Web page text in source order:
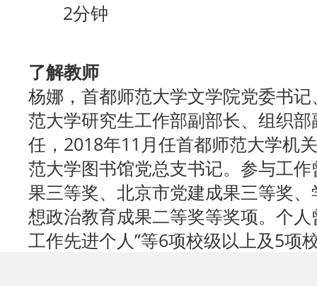
2分钟
了解教师
杨娜，首都师范大学文学院党委书
范大学研究生工作部副部长、组织
任，2018年11月任首都师范大学机
范大学图书馆党总支书记。参与工
果三等奖、北京市党建成果三等奖
想政治教育成果二等奖等奖项。个
工作先进个人”等6项校级以上及5项